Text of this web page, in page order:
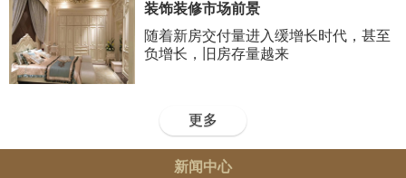
装饰装修市场前景
随着新房交付量进入缓增长时代，甚至
负增长，旧房存量越来
更多
新闻中心